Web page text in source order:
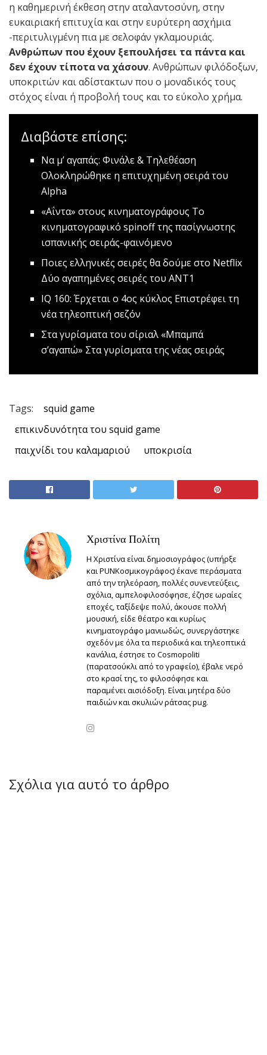
η καθημερινή έκθεση στην αταλαντοσύνη, στην
ευκαιριακή επιτυχία και στην ευρύτερη ασχήμια
-περιτυλιγμένη πια με σελοφάν γκλαμουριάς.
Ανθρώπων που έχουν ξεπουλήσει τα πάντα και
δεν έχουν τίποτα να χάσουν. Ανθρώπων φιλόδοξων,
υποκριτών και αδίστακτων που ο μοναδικός τους
στόχος είναι ή προβολή τους και το εύκολο χρήμα.
Διαβάστε επίσης:
Να μ’ αγαπάς: Φινάλε & Τηλεθέαση
Ολοκληρώθηκε η επιτυχημένη σειρά του
Alpha
«Αΐντα» στους κινηματογράφους Το
κινηματογραφικό spinoff της πασίγνωστης
ισπανικής σειράς-φαινόμενο
Ποιες ελληνικές σειρές θα δούμε στο Netflix
Δύο αγαπημένες σειρές του ΑΝΤ1
IQ 160: Έρχεται ο 4ος κύκλος Επιστρέφει τη
νέα τηλεοπτική σεζόν
Στα γυρίσματα του σίριαλ «Μπαμπά
σ’αγαπώ» Στα γυρίσματα της νέας σειράς
Tags:
squid game
επικινδυνότητα του squid game
παιχνίδι του καλαμαριού
υποκρισία
Χριστίνα Πολίτη
Η Χριστίνα είναι δημοσιογράφος (υπήρξε
και PUNKοσμικογράφος) έκανε περάσματα
από την τηλεόραση, πολλές συνεντεύξεις,
σχόλια, αμπελοφιλοσόφησε, έζησε ωραίες
εποχές, ταξίδεψε πολύ, άκουσε πολλή
μουσική, είδε θέατρο και κυρίως
κινηματογράφο μανιωδώς, συνεργάστηκε
σχεδόν με όλα τα περιοδικά και τηλεοπτικά
κανάλια, έστησε το Cosmopoliti
(παρατσούκλι από το γραφείο), έβαλε νερό
στο κρασί της, το φιλοσόφησε και
παραμένει αισιόδοξη. Είναι μητέρα δύο
παιδιών και σκυλιών ράτσας pug.
Σχόλια για αυτό το άρθρο